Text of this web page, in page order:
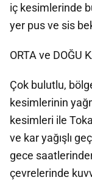
iç kesimlerinde
yer pus ve sis
ORTA ve DOĞU
Çok bulutlu,
kesimlerinin
kesimleri ile
ve kar yağışlı
gece
çevrelerinde